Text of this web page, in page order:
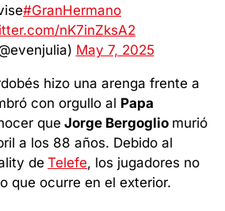
#GranHermano
nK7inZksA2
May 7, 2025
hizo una arenga frente a
con orgullo al Papa
que Jorge Bergoglio murió
a los 88 años. Debido al
de Telefe, los jugadores no
que ocurre en el exterior.